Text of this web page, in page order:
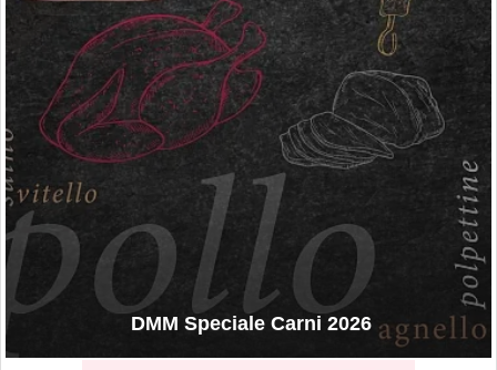
DMM Speciale Carni 2026